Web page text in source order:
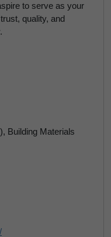
to serve as your
quality, and
Building Materials